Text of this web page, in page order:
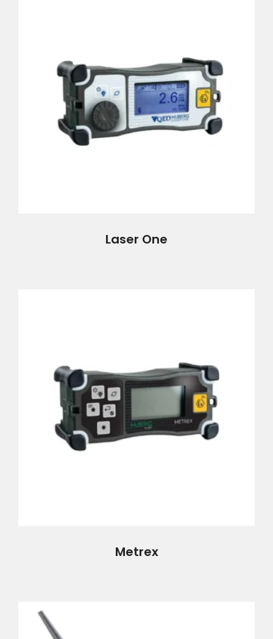
Laser One
Metrex